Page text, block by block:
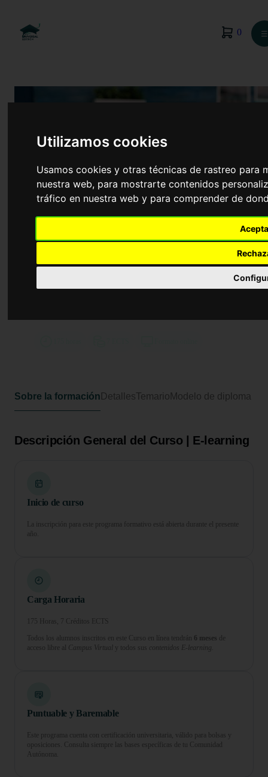
Utilizamos cookies
Usamos cookies y otras técnicas de rastreo para
nuestra web, para mostrarte contenidos
tráfico en nuestra web y para comprender de
0 ☰
Curso Universitario de
Sobre la formación DetallesTemario Modelo de diploma
Descripción General del Curso | E-learning
Inicio de curso
La inscripción para este programa formativo está abierta durante el presente
año.
Carga Horaria
175 Horas, 7 Créditos ECTS
Todos los alumnos inscritos en este Curso en línea tendrán 6 meses de
acceso libre al Campus Virtual y todos sus contenidos E-learning.
Puntuable y Baremable
Este programa cuenta con certificación universitaria, válido para bolsas y
oposiciones. Consulta siempre las bases específicas de tu Comunidad
Autónoma.